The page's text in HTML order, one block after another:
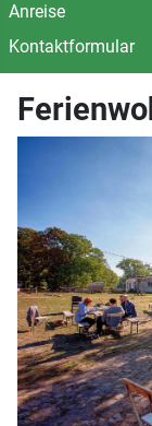
Anreise
Kontaktformular